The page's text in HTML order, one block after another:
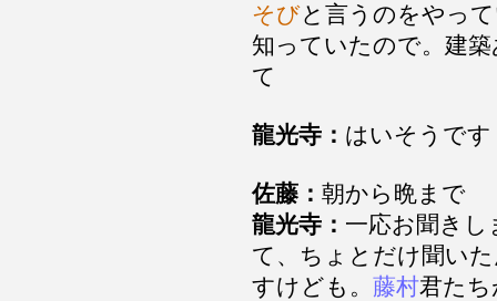
そびと言うのをやっ
知っていたので。建
て
龍光寺： はいそうです
佐藤： 朝から晩まで
龍光寺： 一応お聞きし
て、ちょとだけ聞い
すけども。 藤村君たち